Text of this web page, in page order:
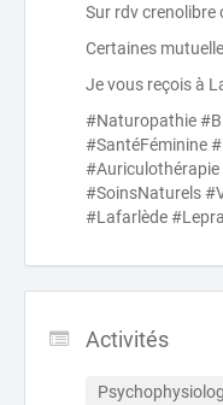
Sur rdv
Certaines
Je vous reçois à
#Naturopathie
#SantéFéminine
#SoinsNaturels
#Lafarlède
Activités